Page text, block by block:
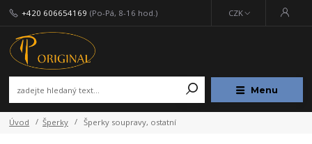
Menu
CZK
+420 606654169 (Po-Pá, 8-16 hod.)
Úvod Šperky Šperky soupravy, ostatní